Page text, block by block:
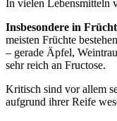
In vielen Lebensmitteln
Insbesondere in
meisten Früchte
– gerade Äpfel,
sehr reich an Fructose.
Kritisch sind vor allem
aufgrund ihrer Reife